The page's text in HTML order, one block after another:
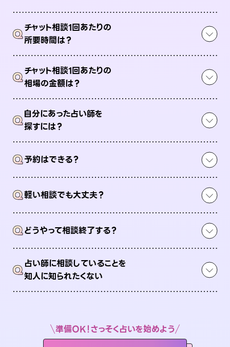
Qチャット相談1回あたりの
所要時間は？
Qチャット相談1回あたりの
相場の金額は？
Q自分にあった占い師を
探すには？
Q予約はできる？
Q軽い相談でも大丈夫？
Qどうやって相談終了する？
Q占い師に相談していることを
知人に知られたくない
準備OK！さっそく占いを始めよう